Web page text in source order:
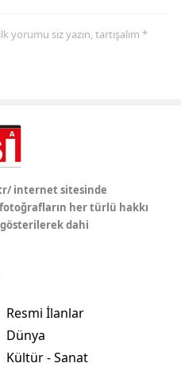
Şanlıurfa
Uşak
Zonguldak
Aksaray
yorumu siz yazın, tartışalım *
internet sitesinde
fotoğrafların her türlü hakkı
gösterilerek dahi
Resmi İlanlar
Dünya
Kültür - Sanat